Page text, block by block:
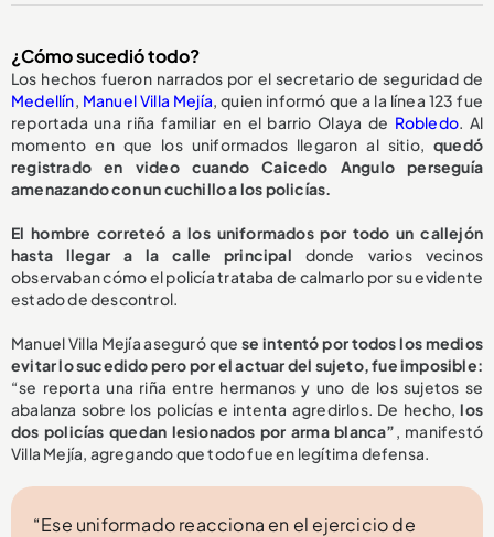
¿Cómo sucedió todo?
Los hechos fueron narrados por el secretario de seguridad de
Medellín Manuel Villa Mejía , quien informó que a la línea 123 fue
reportada una riña familiar en el barrio Olaya de Robledo. Al
momento en que los uniformados llegaron al sitio, quedó
registrado en video cuando Caicedo Angulo perseguía
amenazando con un cuchillo a los policías.
El hombre correteó a los uniformados por todo un callejón
hasta llegar a la calle principal donde varios vecinos
observaban cómo el policía trataba de calmarlo por su evidente
estado de descontrol.
Manuel Villa Mejía aseguró que se intentó por todos los medios
evitar lo sucedido pero por el actuar del sujeto, fue imposible:
“se reporta una riña entre hermanos y uno de los sujetos se
abalanza sobre los policías e intenta agredirlos. De hecho,los
dos policías quedan lesionados por arma blanca” , manifestó
Villa Mejía, agregando que todo fue en legítima defensa.
“Ese uniformado reacciona en el ejercicio de